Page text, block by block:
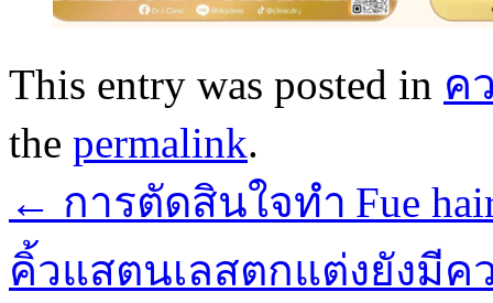
This entry was posted in ค
the permalink.
← การตัดสินใจทำ Fue
คิ้วแสตนเลสตกแต่งยังมี